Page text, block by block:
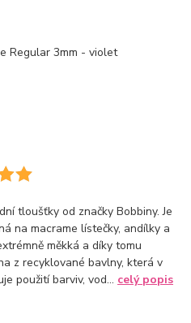
tloušťky od značky Bobbiny. Je
na macrame lístečky, andílky a
měkká a díky tomu
z recyklované bavlny, která v
použití barviv, vod... celý popis